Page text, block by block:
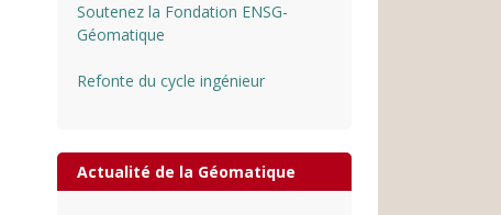
Soutenez la Fondation ENSG-
Géomatique
Refonte du cycle ingénieur
Actualité de la Géomatique